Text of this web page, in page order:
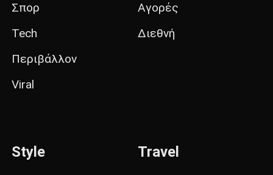
Σπορ
Tech
Περιβάλλον
Viral
Αγορές
Διεθνή
Style Travel